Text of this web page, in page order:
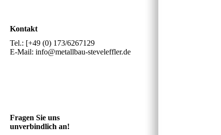
Kontakt
Tel.: [+49 (0) 173/6267129
E-Mail: info@metallbau-steveleffler.de
Fragen Sie uns
unverbindlich an!